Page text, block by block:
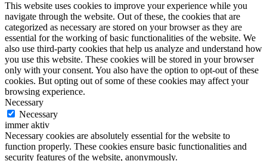
This website uses cookies to improve your experience while you
navigate through the website. Out of these, the cookies that are
categorized as necessary are stored on your browser as they are
essential for the working of basic functionalities of the website. We
also use third-party cookies that help us analyze and understand how
you use this website. These cookies will be stored in your browser
only with your consent. You also have the option to opt-out of these
cookies. But opting out of some of these cookies may affect your
browsing experience.
Necessary
Necessary
immer aktiv
Necessary cookies are absolutely essential for the website to
function properly. These cookies ensure basic functionalities and
security features of the website, anonymously.